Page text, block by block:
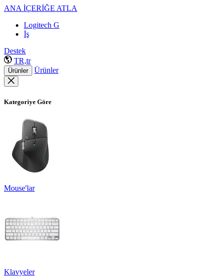
ANA İÇERİĞE ATLA
Logitech G
İş
Destek
TR,tr
Ürünler Ürünler
Kategoriye Göre
Mouse'lar
Klavyeler